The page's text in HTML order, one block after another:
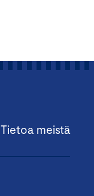
Tietoa meistä